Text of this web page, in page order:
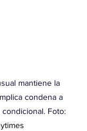
mantiene la
condena a
Foto: